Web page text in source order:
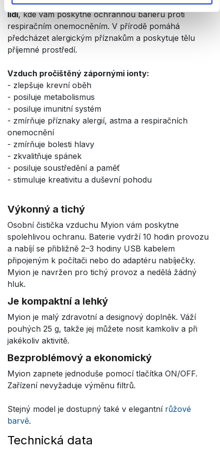
divadle a předevšímna místech s vysokým výskytem
lidí, kde vám poskytne ochrannou bariéru proti
respiračním onemocněním. V přírodě pomáhá
předcházet alergickým příznakům a poskytuje tělu
příjemné prostředí.
Vzduch pročištěný zápornými ionty:
- zlepšuje krevní oběh
- posiluje metabolismus
- posiluje imunitní systém
- zmírňuje příznaky alergií, astma a respiračních
onemocnění
- zmírňuje bolesti hlavy
- zkvalitňuje spánek
- posiluje soustředění a paměť
- stimuluje kreativitu a duševní pohodu
Výkonný a tichý
Osobní čistička vzduchu Myion vám poskytne
spolehlivou ochranu. Baterie vydrží 10 hodin provozu
a nabíjí se přibližně 2–3 hodiny USB kabelem
připojeným k počítači nebo do adaptéru nabíječky.
Myion je navržen pro tichý provoz a nedělá žádný
hluk.
Je kompaktní a lehký
Myion je malý zdravotní a designový doplněk. Váží
pouhých 25 g, takže jej můžete nosit kamkoliv a při
jakékoliv aktivitě.
Bezproblémový a ekonomický
Myion zapnete jednoduše pomocí tlačítka ON/OFF.
Zařízení nevyžaduje výměnu filtrů.
Stejný model je dostupný také v elegantní růžové
barvě.
Technická data